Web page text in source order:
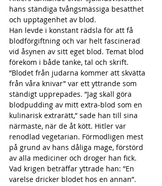
hans ständiga tvångsmässiga besatthet
och upptagenhet av blod.
Han levde i konstant rädsla för att få
blodförgiftning och var helt fascinerad
vid åsynen av sitt eget blod. Temat blod
förekom i både tanke, tal och skrift.
”Blodet från judarna kommer att skvätta
från våra knivar” var ett yttrande som
ständigt upprepades. ”Jag skall göra
blodpudding av mitt extra-blod som en
kulinarisk extrarätt,” sade han till sina
närmaste, när de åt kött. Hitler var
renodlad vegetarian. Förmodligen mest
på grund av hans dåliga mage, förstörd
av alla mediciner och droger han fick.
Vad krigen beträffar yttrade han: ”En
varelse dricker blodet hos en annan”.